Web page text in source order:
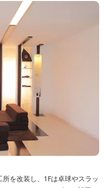
を改装し、1Fは卓球やスラッ